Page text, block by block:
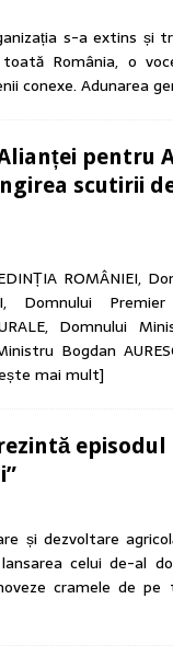
s-a extins și
România, o
conexe. Adunarea
pentru
scutirii
ROMÂNIEI,
Domnului
Domnului
Bogdan
mai mult]
și dezvoltare
celui de-al
cramele de